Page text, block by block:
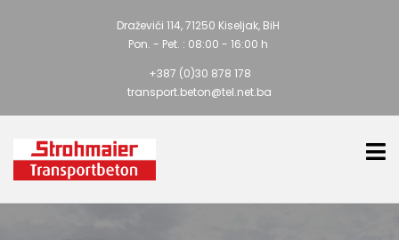
Draževići 114, 71250 Kiseljak, BiH
Pon. - Pet. : 08:00 - 16:00 h
+387 (0)30 878 178
transport.beton@tel.net.ba